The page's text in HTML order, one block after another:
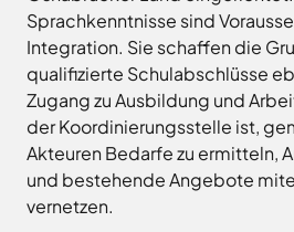
Sprachkenntnisse sind
Integration. Sie schaffen die
qualifizierte Schulabschlüsse
Zugang zu Ausbildung und
der Koordinierungsstelle ist,
Akteuren Bedarfe zu ermitteln,
und bestehende Angebote
vernetzen.
Niedersächsische
Landgesellschaft
Osnabrücker
Land
–
Entwicklungsgesellschaft
Planungsgesellschaft
Nahverkehr
Osnabrück
-
12.00
Uhr
Samstag
9.30 - 11.30 Uhr
(nur
Zulassungsstelle!)
Außenstellen
Bad
Essen
Bad
Bad
Laer
Bad
Rothenfelde
Belm